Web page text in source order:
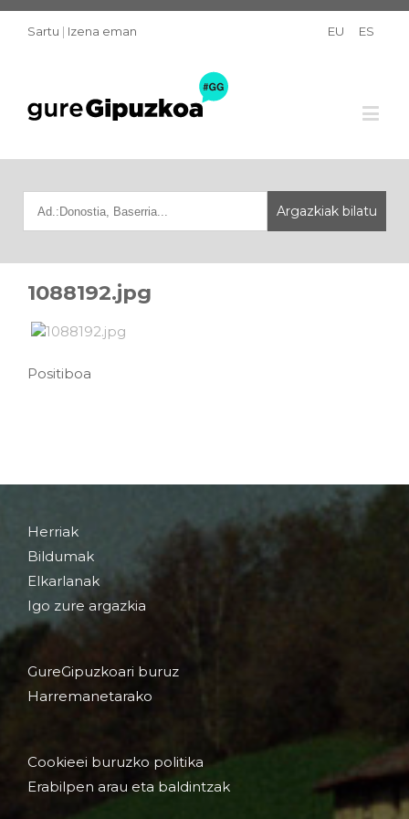
Sartu | Izena eman EU ES
1088192.jpg
Positiboa
Herriak
Bildumak
Elkarlanak
Igo zure argazkia
GureGipuzkoari buruz
Harremanetarako
Cookieei buruzko politika
Erabilpen arau eta baldintzak